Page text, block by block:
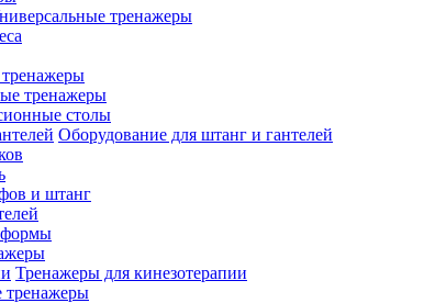
тренажеры
тренажеры
столы
Оборудование для штанг и гантелей
и штанг
Тренажеры для кинезотерапии